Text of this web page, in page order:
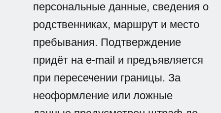
персональные данные, сведения о
родственниках, маршрут и место
пребывания. Подтверждение
придёт на e-mail и предъявляется
при пересечении границы. За
неоформление или ложные